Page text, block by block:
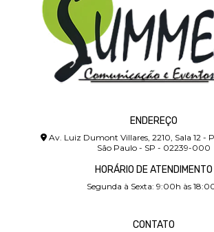
ENDEREÇO
Av. Luiz Dumont Villares, 2210, Sala 12 -
São Paulo - SP - 02239-000
HORÁRIO DE ATENDIMENTO
Segunda à Sexta: 9:00h às
CONTATO